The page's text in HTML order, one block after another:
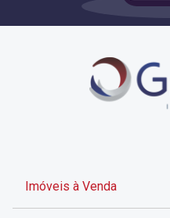
Imóveis à Venda